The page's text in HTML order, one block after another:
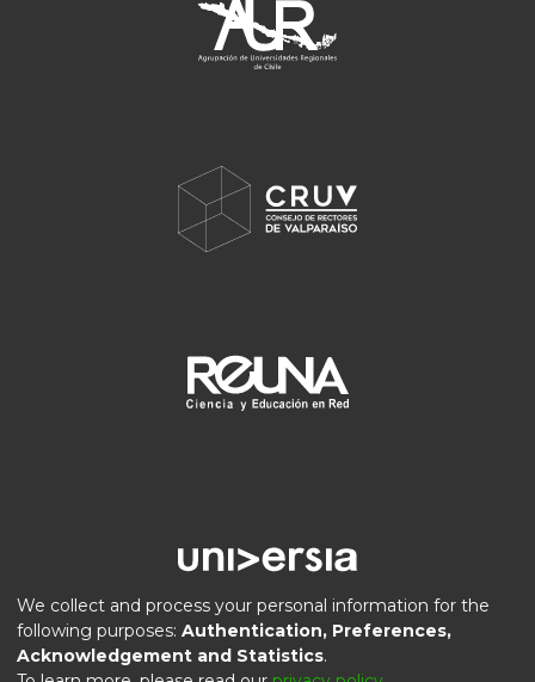
DSpace software copyright © 2002-2026
We collect and process your personal information for the
following purposes: Authentication, Preferences,
Acknowledgement and Statistics.